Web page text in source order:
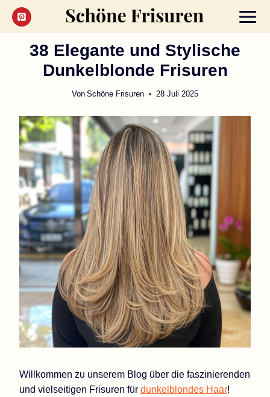
Zum
Inhalt
38 Elegante und Stylische
Dunkelblonde Frisuren
Von Schöne Frisuren 28 Juli 2025
Willkommen zu unserem Blog über die faszinierenden
und vielseitigen Frisuren für dunkelblondes Haar!